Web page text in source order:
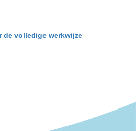
de volledige werkwijze